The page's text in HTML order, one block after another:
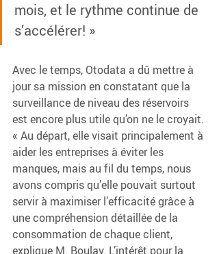
mois, et le rythme continue de
s’accélérer! »
Avec le temps, Otodata a dû mettre à
jour sa mission en constatant que la
surveillance de niveau des réservoirs
est encore plus utile qu’on ne le croyait.
« Au départ, elle visait principalement à
aider les entreprises à éviter les
manques, mais au fil du temps, nous
avons compris qu’elle pouvait surtout
servir à maximiser l’efficacité grâce à
une compréhension détaillée de la
consommation de chaque client,
explique M. Boulay. L’intérêt pour la